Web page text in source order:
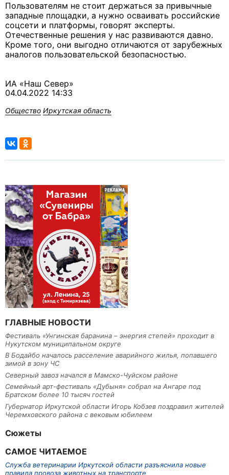
Пользователям не стоит держаться за привычные
западные площадки, а нужно осваивать российские
соцсети и платформы, говорят эксперты.
Отечественные решения у нас развиваются давно.
Кроме того, они выгодно отличаются от зарубежных
аналогов пользовательской безопасностью.
ИА «Наш Север»
04.04.2022 14:33
Общество Иркутская область
ГЛАВНЫЕ НОВОСТИ
Фестиваль «Унгинская баранина – энергия степей» проходит в
Нукутском муниципальном округе
В Бодайбо началось расселение аварийного жилья, попавшего
зимой в зону ЧС
Северный завоз начался в Мамско-Чуйском районе
Семейный арт-фестиваль «Дубыня» собрал на Ангаре под
Братском более 10 тысяч гостей
Губернатор Иркутской области Игорь Кобзев поздравил жителей
Черемховского района с вековым юбилеем
Сюжеты
САМОЕ ЧИТАЕМОЕ
Служба ветеринарии Иркутской области разъяснила новые
правила провоза животных на транспорте